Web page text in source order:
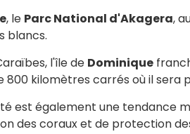
, le Parc National d'Akagera,
blancs.
l'île de Dominique
800 kilomètres carrés où il sera
est également une tendance
des coraux et de protection